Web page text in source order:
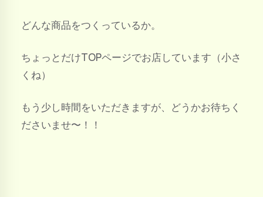
どんな商品をつくっているか。
ちょっとだけTOPページでお店しています（小さ
くね）
もう少し時間をいただきますが、どうかお待ちく
ださいませ〜！！